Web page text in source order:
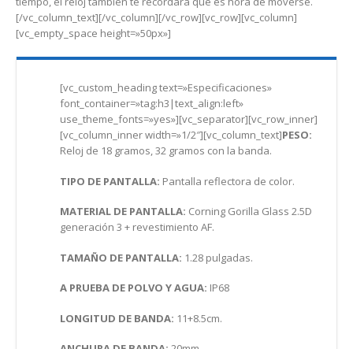
[/vc_column_text][/vc_column][/vc_row][vc_row][vc_column]
[vc_empty_space height=»50px»]
[vc_custom_heading text=»Especificaciones»
font_container=»tag:h3|text_align:left»
use_theme_fonts=»yes»][vc_separator][vc_row_inner]
[vc_column_inner width=»1/2″][vc_column_text]PESO:
Reloj de 18 gramos, 32 gramos con la banda.
TIPO DE PANTALLA: Pantalla reflectora de color.
MATERIAL DE PANTALLA: Corning Gorilla Glass 2.5D
generación 3 + revestimiento AF.
TAMAÑO DE PANTALLA: 1.28 pulgadas.
A PRUEBA DE POLVO Y AGUA: IP68
LONGITUD DE BANDA: 11+8.5cm.